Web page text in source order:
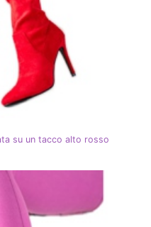
su un tacco alto rosso